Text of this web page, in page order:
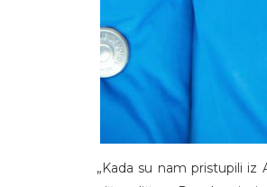
„Kada su nam pristupili iz